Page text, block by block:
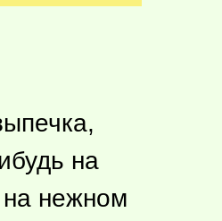
на
на нежном